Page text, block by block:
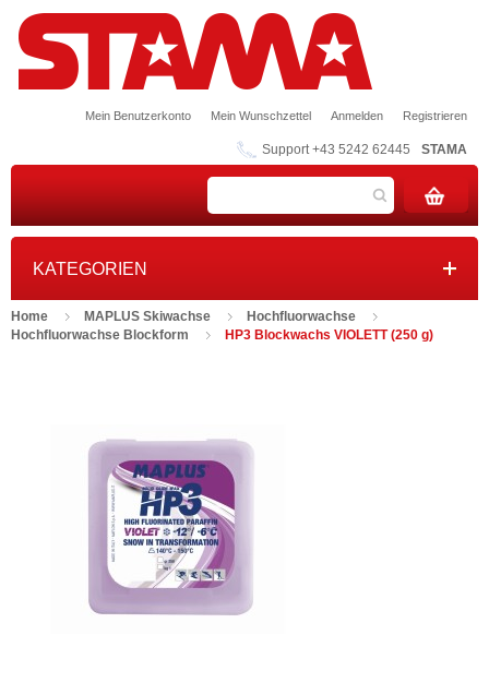
Mein Benutzerkonto Mein Wunschzettel Anmelden Registrieren
Support +43 5242 62445 STAMA
KATEGORIEN
Home MAPLUS Skiwachse
Hochfluorwachse
Hochfluorwachse Blockform
HP3 Blockwachs VIOLETT (250 g)